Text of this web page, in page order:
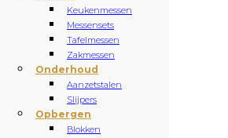
Keukenmessen
Messensets
Tafelmessen
Zakmessen
Onderhoud
Aanzetstalen
Slijpers
Opbergen
Blokken